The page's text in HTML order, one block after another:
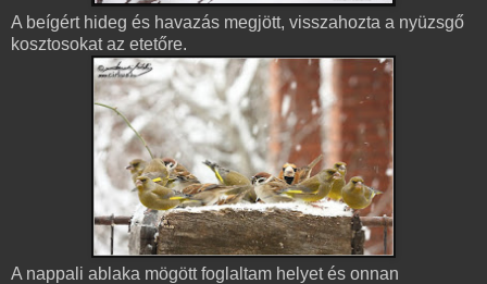
A beígért hideg és havazás megjött, visszahozta a nyüzsgő
kosztosokat az etetőre.
A nappali ablaka mögött foglaltam helyet és onnan